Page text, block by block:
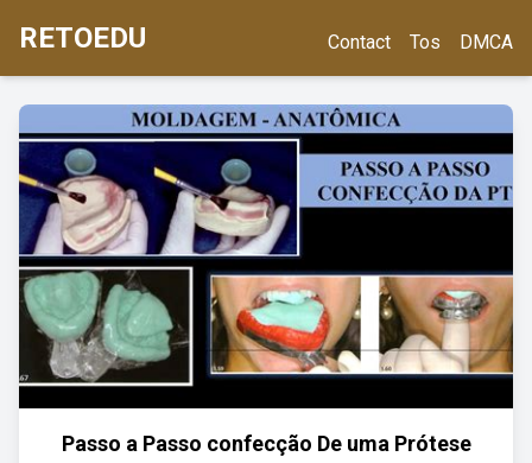
RETOEDU Contact Tos DMCA
Passo a Passo confecção De uma Prótese